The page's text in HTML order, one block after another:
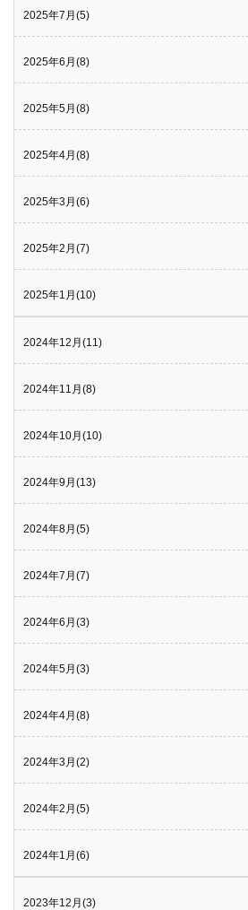
2025年7月(5)
2025年6月(8)
2025年5月(8)
2025年4月(8)
2025年3月(6)
2025年2月(7)
2025年1月(10)
2024年12月(11)
2024年11月(8)
2024年10月(10)
2024年9月(13)
2024年8月(5)
2024年7月(7)
2024年6月(3)
2024年5月(3)
2024年4月(8)
2024年3月(2)
2024年2月(5)
2024年1月(6)
2023年12月(3)